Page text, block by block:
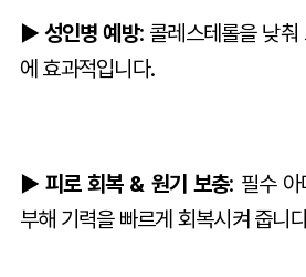
► 성인병 예방: 콜레스테롤을 낮춰
에 효과적입니다.
► 피로 회복 & 원기 보충: 필수 아
부해 기력을 빠르게 회복시켜 줍니